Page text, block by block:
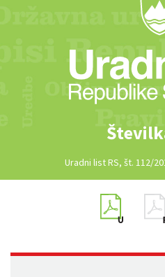
Uradni list RS, št. 112/